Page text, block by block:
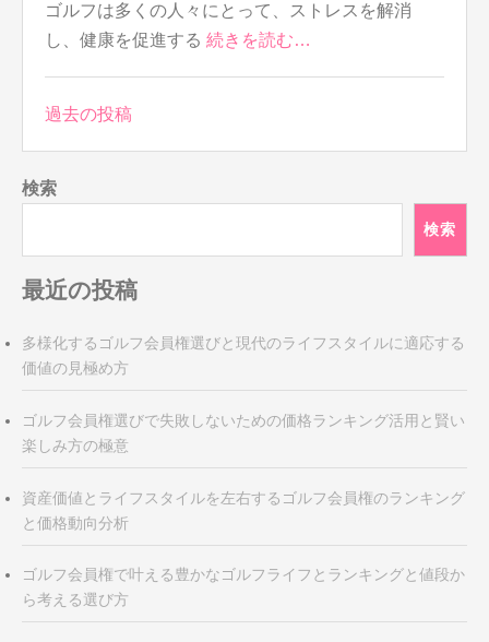
ゴルフは多くの人々にとって、ストレスを解消
し、健康を促進する 続きを読む…
投
ビ
シ
ョ
ン
過去の投稿
検索
検索
最近の投稿
多様化するゴルフ会員権選びと現代のライフスタイルに適応する
価値の見極め方
ゴルフ会員権選びで失敗しないための価格ランキング活用と賢い
楽しみ方の極意
資産価値とライフスタイルを左右するゴルフ会員権のランキング
と価格動向分析
ゴルフ会員権で叶える豊かなゴルフライフとランキングと値段か
ら考える選び方